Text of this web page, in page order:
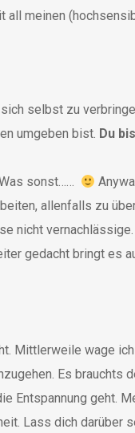
meinen
selbst zu
umgeben bist. Du
sonst……
allenfalls zu
nicht
gedacht bringt es
Mittlerweile wage
Es brauchts
Entspannung geht.
Lass dich darüber